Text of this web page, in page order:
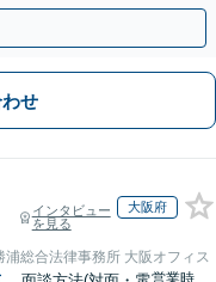
せを。
せ
インタビュー
を見る
大阪府
浦総合法律事務所 大阪オフィス
営業時